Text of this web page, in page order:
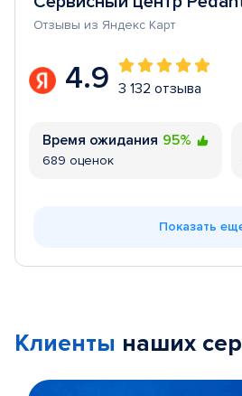
Отзывы из Яндекс Карт
4.9 3 132 отзыва
Время ожидания 95%
689 оценок
Показать
Клиенты наших